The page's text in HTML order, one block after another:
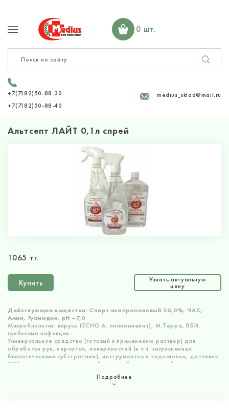
0 шт.
+7(7182)50-88-30
+7(7182)50-88-40
medius_sklad@mail.ru
Альтсепт ЛАЙТ 0,1л спрей
Действующие вещества: Спирт изопропиловый 26,0%; ЧАС,
Амин, Гуанидин. рН –7,0
Микробиология: вирусы (ECHO 6, полиомиелит), М.Терра, ВБИ,
грибковые инфекции.
Универсальное средство (готовый к применению раствор) для
обработки рук, перчаток, поверхностей (в т.ч. загрязненных
биологическими субстратами), инструментов и эндоскопов, датчиков
УЗИ, кувезов,
оптических приборов и оборудования, бактерицидных
Быстрая дезинфекция 30 секунд!
1065 тг.
Купить
Узнать актуальную
цену
Подробнее